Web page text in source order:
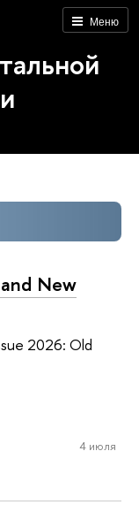
Меню
New
2026: Old
4 июля